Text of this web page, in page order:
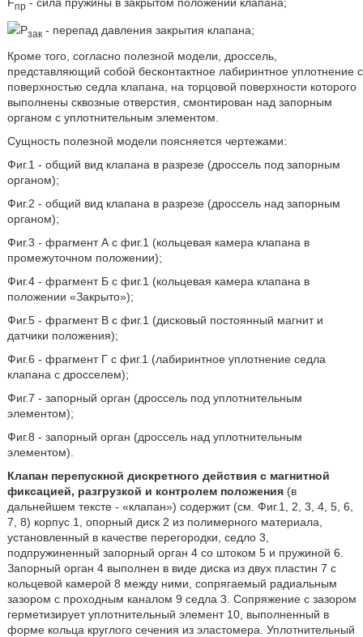
Fпр - сила пружины в закрытом положении клапана;
Рзак- перепад давления закрытия клапана;
Кроме того, согласно полезной модели, дроссель,
представляющий собой бесконтактное лабиринтное уплотнение с
поверхностью седла клапана, на торцовой поверхности которого
выполнены сквозные отверстия, смонтирован над запорным
органом с уплотнительным элементом.
Сущность полезной модели поясняется чертежами:
Фиг.1 - общий вид клапана в разрезе (дроссель под запорным
органом);
Фиг.2 - общий вид клапана в разрезе (дроссель над запорным
органом);
Фиг.3 - фрагмент А с фиг.1 (кольцевая камера клапана в
промежуточном положении);
Фиг.4 - фрагмент Б с фиг.1 (кольцевая камера клапана в
положении «Закрыто»);
Фиг.5 - фрагмент В с фиг.1 (дисковый постоянный магнит и
датчики положения);
Фиг.6 - фрагмент Г с фиг.1 (лабиринтное уплотнение седла
клапана с дросселем);
Фиг.7 - запорный орган (дроссель под уплотнительным
элементом);
Фиг.8 - запорный орган (дроссель над уплотнительным
элементом).
Клапан перепускной дискретного действия с магнитной
фиксацией, разгрузкой и контролем положения(в
дальнейшем тексте - «клапан») содержит (см. Фиг.1, 2, 3, 4, 5, 6,
7, 8) корпус 1, опорный диск 2 из полимерного материала,
установленный в качестве перегородки, седло 3,
подпружиненный запорный орган 4 со штоком 5 и пружиной 6.
Запорный орган 4 выполнен в виде диска из двух пластин 7 с
кольцевой камерой 8 между ними, сопрягаемый радиальным
зазором с проходным каналом 9 седла 3. Сопряжение с зазором
герметизирует уплотнительный элемент 10, выполненный в
форме кольца круглого сечения из эластомера. Уплотнительный